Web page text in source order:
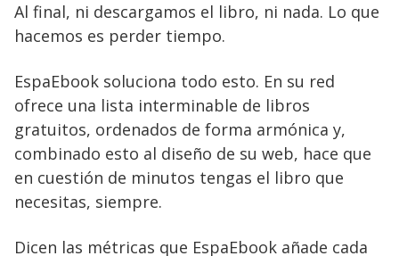
Al final, ni descargamos el libro, ni nada. Lo que
hacemos es perder tiempo.
EspaEbook soluciona todo esto. En su red
ofrece una lista interminable de libros
gratuitos, ordenados de forma armónica y,
combinado esto al diseño de su web, hace que
en cuestión de minutos tengas el libro que
necesitas, siempre.
Dicen las métricas que EspaEbook añade cada